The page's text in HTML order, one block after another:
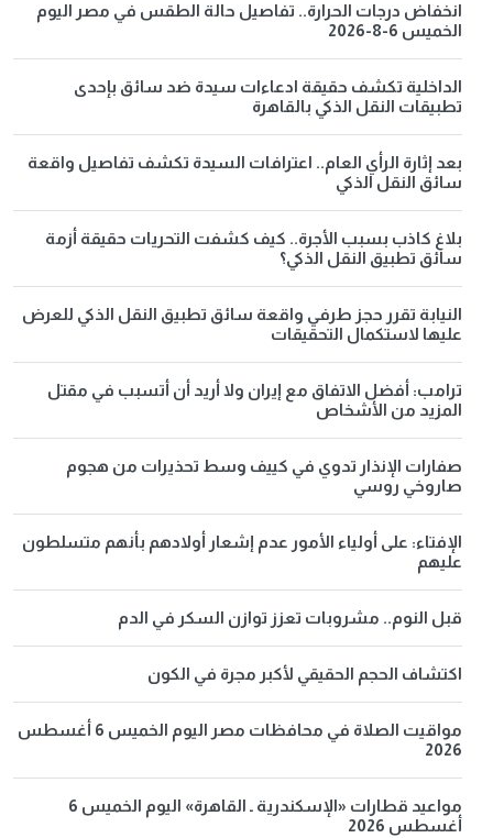
انخفاض درجات الحرارة.. تفاصيل حالة الطقس في مصر اليوم
الخميس 6-8-2026
الداخلية تكشف حقيقة ادعاءات سيدة ضد سائق بإحدى
تطبيقات النقل الذكي بالقاهرة
بعد إثارة الرأي العام.. اعترافات السيدة تكشف تفاصيل واقعة
سائق النقل الذكي
بلاغ كاذب بسبب الأجرة.. كيف كشفت التحريات حقيقة أزمة
سائق تطبيق النقل الذكي؟
النيابة تقرر حجز طرفي واقعة سائق تطبيق النقل الذكي للعرض
عليها لاستكمال التحقيقات
ترامب: أفضل الاتفاق مع إيران ولا أريد أن أتسبب في مقتل
المزيد من الأشخاص
صفارات الإنذار تدوي في كييف وسط تحذيرات من هجوم
صاروخي روسي
الإفتاء: على أولياء الأمور عدم إشعار أولادهم بأنهم متسلطون
عليهم
قبل النوم.. مشروبات تعزز توازن السكر في الدم
اكتشاف الحجم الحقيقي لأكبر مجرة في الكون
مواقيت الصلاة في محافظات مصر اليوم الخميس 6 أغسطس
2026
مواعيد قطارات «الإسكندرية ـ القاهرة» اليوم الخميس 6
أغسطس 2026